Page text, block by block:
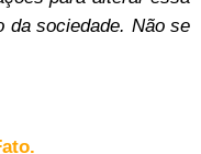
da sociedade. Não se
.